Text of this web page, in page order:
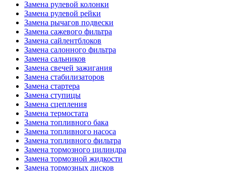
Замена рулевой колонки
Замена рулевой рейки
Замена рычагов подвески
Замена сажевого фильтра
Замена сайлентблоков
Замена салонного фильтра
Замена сальников
Замена свечей зажигания
Замена стабилизаторов
Замена стартера
Замена ступицы
Замена сцепления
Замена термостата
Замена топливного бака
Замена топливного насоса
Замена топливного фильтра
Замена тормозного цилиндра
Замена тормозной жидкости
Замена тормозных дисков